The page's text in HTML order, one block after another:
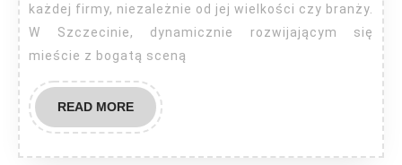
każdej firmy, niezależnie od jej wielkości czy branży.
W Szczecinie, dynamicznie rozwijającym się
mieście z bogatą sceną
READ MOREREAD
MORE